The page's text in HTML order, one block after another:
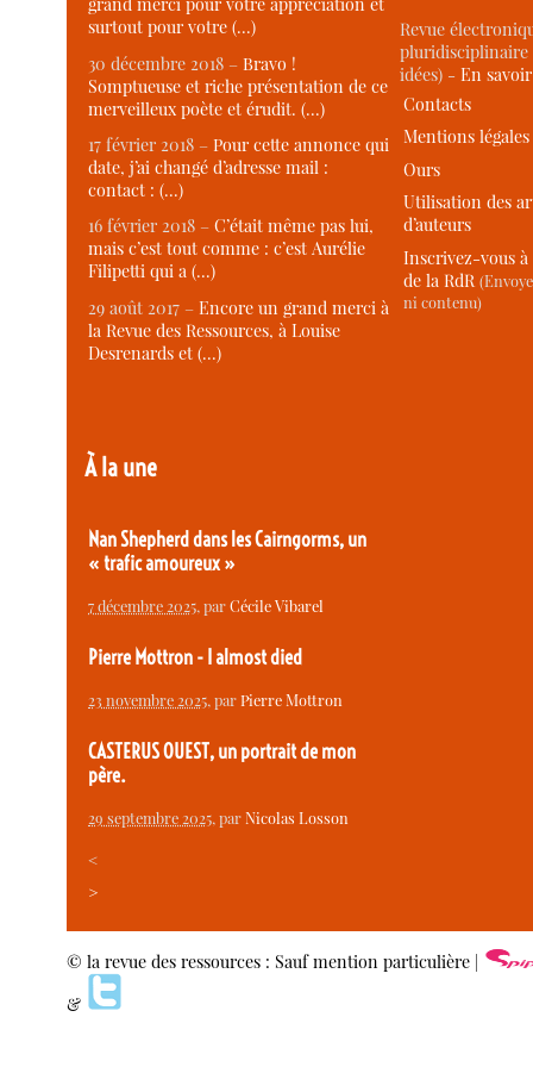
surtout pour votre (…)
30 décembre 2018 –Bravo !
Somptueuse et riche présentation de ce
merveilleux poète et érudit. (…)
17 février 2018 –Pour cette annonce qui
date, j’ai changé d’adresse mail :
contact : (…)
16 février 2018 –C’était même pas lui,
mais c’est tout comme : c’est Aurélie
Filipetti qui a (…)
29 août 2017 –Encore un grand merci à
la Revue des Ressources, à Louise
Desrenards et (…)
À la une
Nan Shepherd dans les Cairngorms, un
« trafic amoureux »
7 décembre 2025, parCécile Vibarel
Pierre Mottron - I almost died
23 novembre 2025, parPierre Mottron
CASTERUS OUEST, un portrait de mon
père.
29 septembre 2025, parNicolas Losson
<
>
Revue
idées) -En
Contacts
Mentions légales
Ours
Utilisation des
d’auteurs
Inscrivez-vous
de la RdR
ni contenu)
© la revue des ressources : Sauf mention particulière |
&